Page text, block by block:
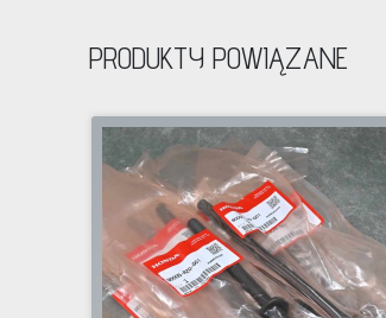
PRODUKTY POWIĄZANE